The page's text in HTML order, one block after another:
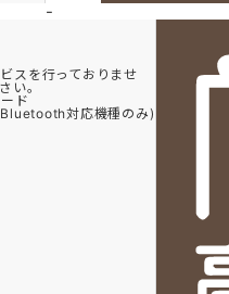
-
スを行っておりませ
い。
ド
対応機種のみ)